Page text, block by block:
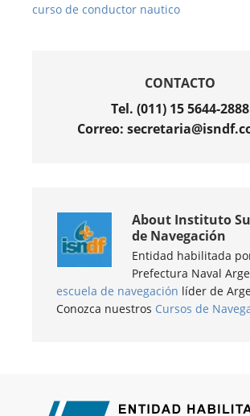
curso de conductor nautico
CONTACTO
Tel. (011) 15 5644-2888
Correo:
About Instituto
de Navegación
Entidad habilitada
Prefectura Naval
escuela de navegación líder de
Conozca nuestros Cursos de